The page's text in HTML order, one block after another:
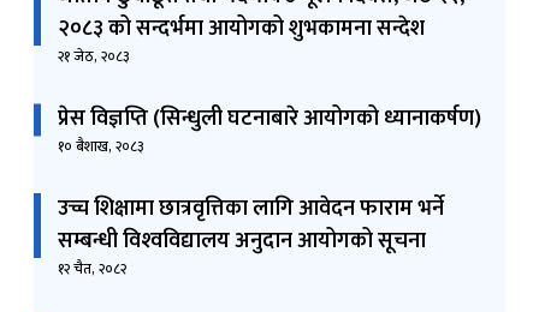
9747800608
समीक्षा शर्मा
शाखा अधिकृत (सूचना अधिकारी)
२०८३ को सन्दर्भमा आयोगको शुभकामना सन्देश
२१ जेठ, २०८३
प्रेस विज्ञप्ति (सिन्धुली घटनाबारे आयोगको ध्यानाकर्षण)
१० बैशाख, २०८३
उच्च शिक्षामा छात्रवृत्तिका लागि आवेदन फाराम भर्ने
सम्बन्धी विश्‍वविद्यालय अनुदान आयोगको सूचना
१२ चैत, २०८२